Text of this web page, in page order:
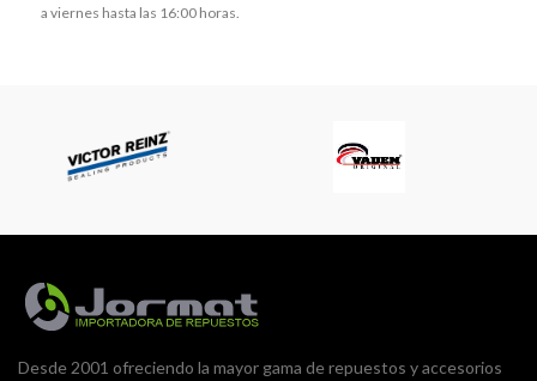
a viernes hasta las 16:00 horas.
Desde 2001 ofreciendo la mayor gama de repuestos y accesorios